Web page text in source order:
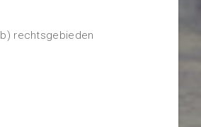
rechtsgebieden